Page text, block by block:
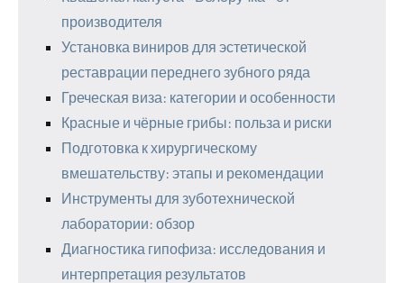
производителя
Установка виниров для эстетической
реставрации переднего зубного ряда
Греческая виза: категории и особенности
Красные и чёрные грибы: польза и риски
Подготовка к хирургическому
вмешательству: этапы и рекомендации
Инструменты для зуботехнической
лаборатории: обзор
Диагностика гипофиза: исследования и
интерпретация результатов